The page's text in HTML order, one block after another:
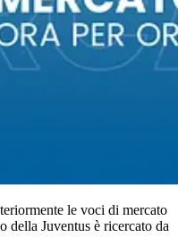
le voci di mercato
della Juventus è ricercato da